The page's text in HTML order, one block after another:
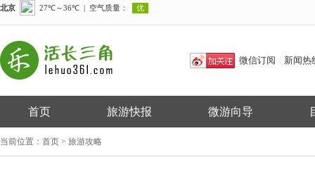
微信订阅 新闻热
首页 旅游快报 微游向导
当前位置： 首页 > 旅游攻略